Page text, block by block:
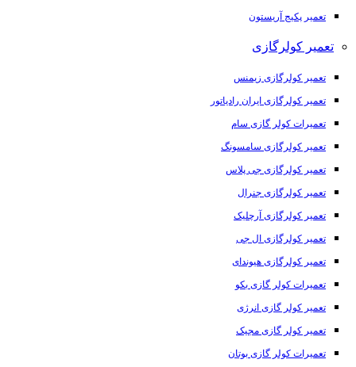
تعمیر پکیج آریستون
تعمیر کولرگازی
تعمیر کولرگازی زیمنس
تعمیر کولرگازی ایران رادیاتور
تعمیرات کولر گازی سام
تعمیر کولرگازی سامسونگ
تعمیر کولرگازی جی پلاس
تعمیر کولرگازی جنرال
تعمیر کولرگازی آرچلیک
تعمیر کولرگازی ال جی
تعمیر کولرگازی هیوندای
تعمیرات کولر گازی بکو
تعمیر کولر گازی انرژی
تعمیر کولر گازی مجیک
تعمیرات کولر گازی بوتان